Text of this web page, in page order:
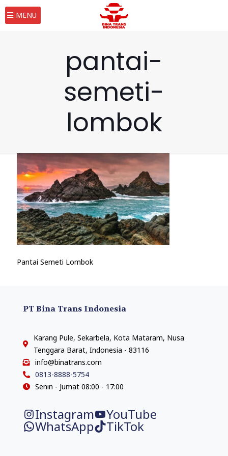
MENU
pantai-
semeti-
lombok
Pantai Semeti Lombok
PT Bina Trans Indonesia
Karang Pule, Sekarbela, Kota Mataram, Nusa
Tenggara Barat, Indonesia - 83116
info@binatrans.com
0813-8888-5754
Senin - Jumat 08:00 - 17:00
Instagram YouTube
WhatsApp TikTok